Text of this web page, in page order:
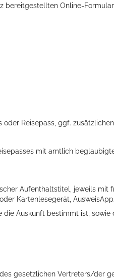
bereitgestellten Online-
Reisepass, ggf.
mit amtlich
Aufenthaltstitel, jeweils
Kartenlesegerät,
Auskunft bestimmt ist,
gesetzlichen Vertreters/der